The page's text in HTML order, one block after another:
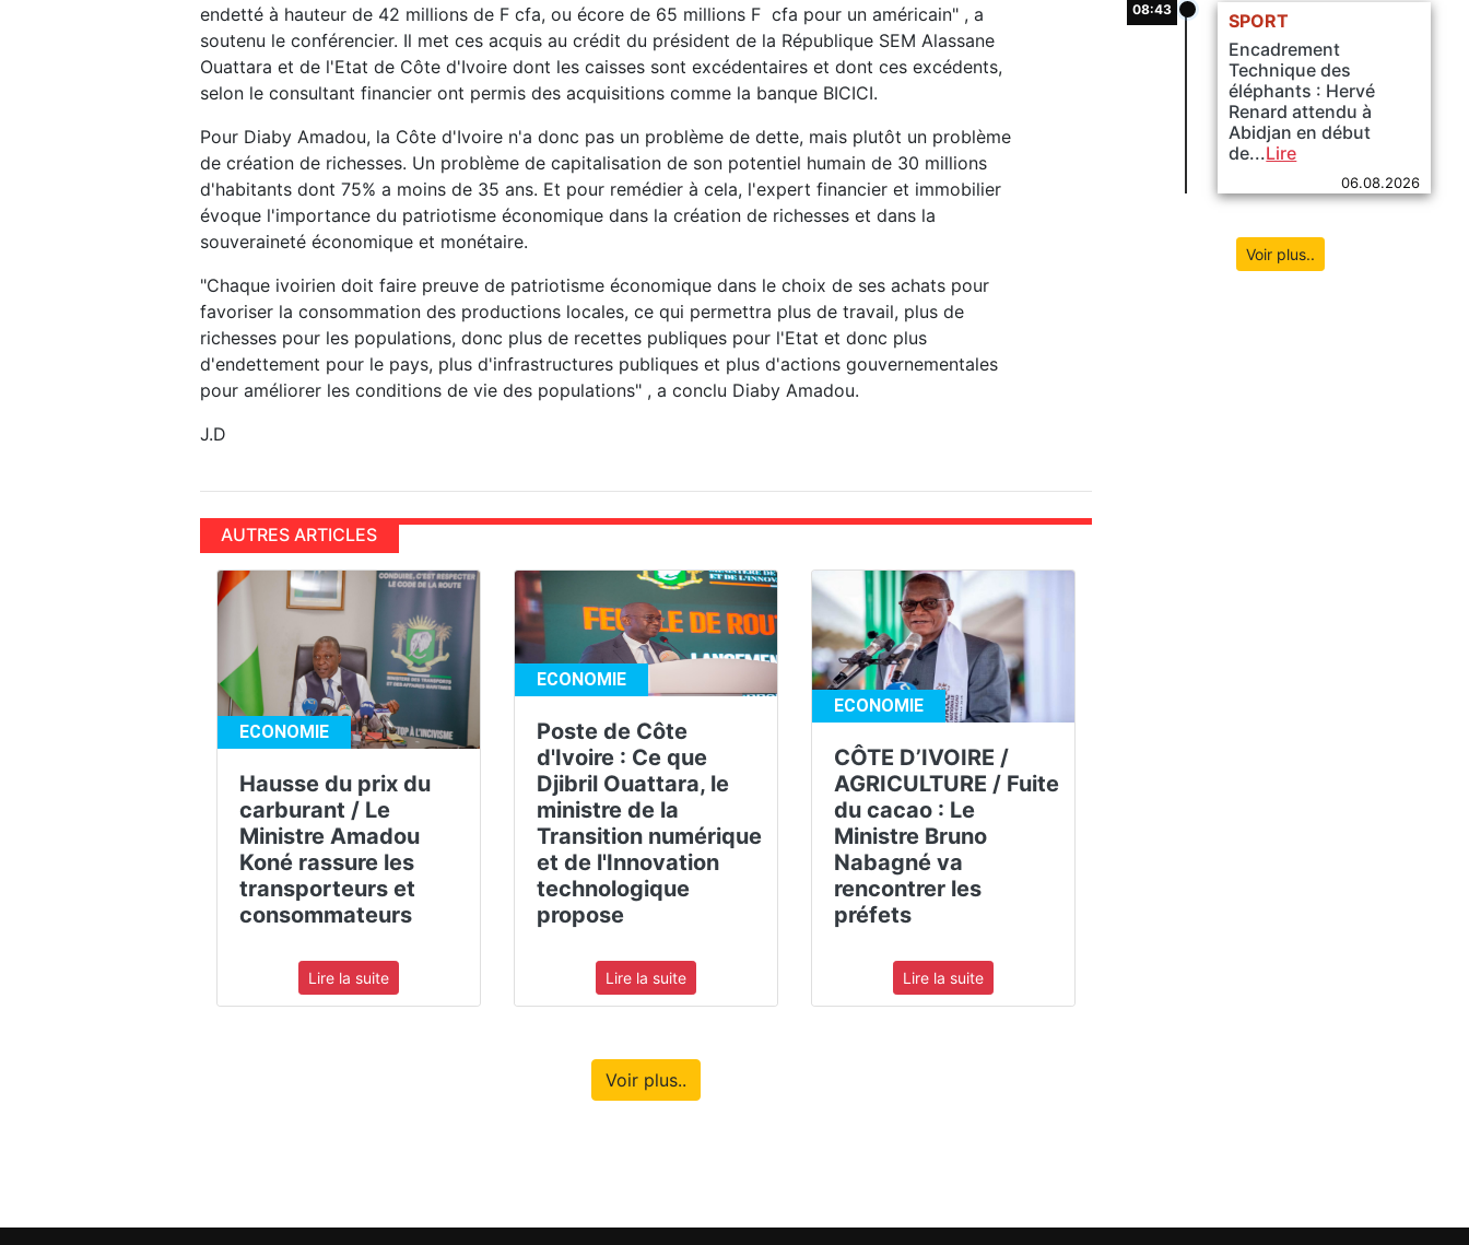
endetté à hauteur de 42 millions de F cfa, ou écore de 65 millions F cfa pour un américain" , a
soutenu le conférencier. Il met ces acquis au crédit du président de la République SEM Alassane
Ouattara et de l'Etat de Côte d'Ivoire dont les caisses sont excédentaires et dont ces excédents,
selon le consultant financier ont permis des acquisitions comme la banque BICICI.
Pour Diaby Amadou, la Côte d'Ivoire n'a donc pas un problème de dette, mais plutôt un problème
de création de richesses. Un problème de capitalisation de son potentiel humain de 30 millions
d'habitants dont 75% a moins de 35 ans. Et pour remédier à cela, l'expert financier et immobilier
évoque l'importance du patriotisme économique dans la création de richesses et dans la
souveraineté économique et monétaire.
"Chaque ivoirien doit faire preuve de patriotisme économique dans le choix de ses achats pour
favoriser la consommation des productions locales, ce qui permettra plus de travail, plus de
richesses pour les populations, donc plus de recettes publiques pour l'Etat et donc plus
d'endettement pour le pays, plus d'infrastructures publiques et plus d'actions gouvernementales
pour améliorer les conditions de vie des populations" , a conclu Diaby Amadou.
J.D
AUTRES ARTICLES
ECONOMIE
Hausse du prix du
carburant / Le
Ministre Amadou
Koné rassure les
transporteurs et
consommateurs
Lire la suite
ECONOMIE
Poste de Côte
d'Ivoire : Ce que
Djibril Ouattara, le
ministre de la
Transition numérique
et de l'Innovation
technologique
propose
Lire la suite
ECONOMIE
CÔTE D’IVOIRE /
AGRICULTURE / Fuite
du cacao : Le
Ministre Bruno
Nabagné va
rencontrer les
préfets
Lire la suite
Voir plus..
SPORT
Encadrement
Technique des
éléphants : Hervé
Renard attendu à
Abidjan en début
de...Lire
06.08.2026
08:43
Voir plus..